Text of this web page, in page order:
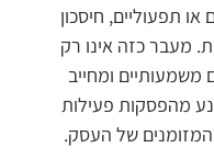
או תפעוליים, חיסכון
מעבר כזה אינו רק
משמעותיים ומחייב
מהפסקות פעילות
של העסק.